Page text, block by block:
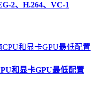
2、H.264、VC-1
和显卡GPU最低配置